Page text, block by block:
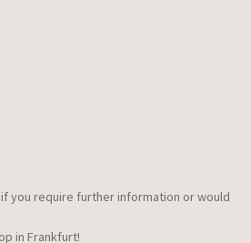
you require further information or would
in Frankfurt!